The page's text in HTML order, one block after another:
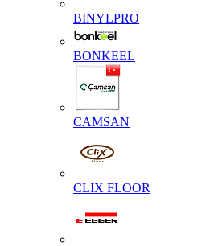
BINYLPRO
BONKEEL
CAMSAN
CLIX FLOOR